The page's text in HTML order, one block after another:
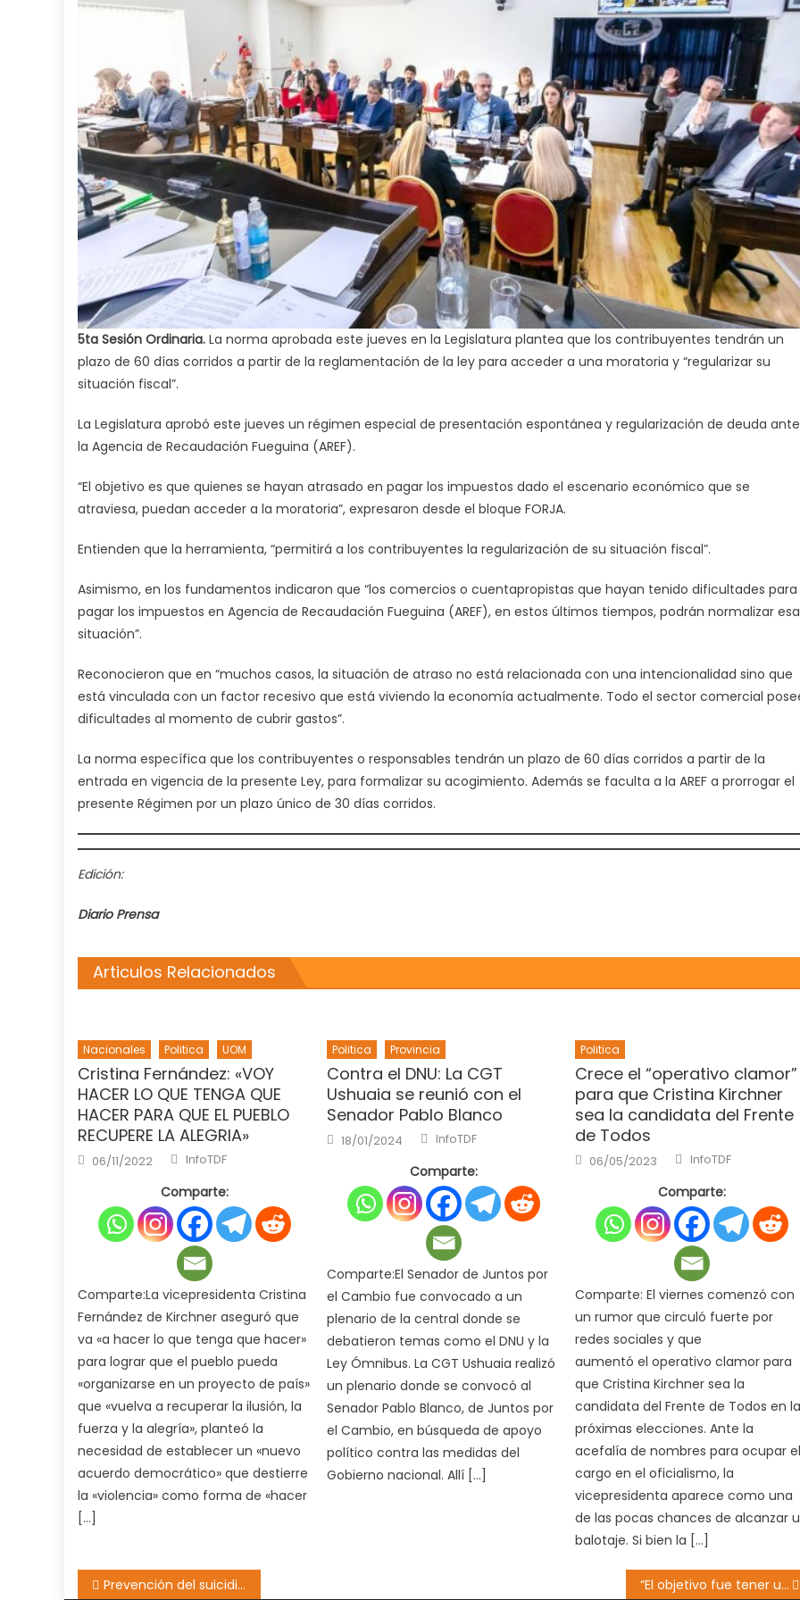
AREF
5ta Sesión Ordinaria. La norma aprobada este jueves en la Legislatura plantea que los contribuyentes tendrán un
plazo de 60 días corridos a partir de la reglamentación de la ley para acceder a una moratoria y “regularizar su
situación fiscal”.
La Legislatura aprobó este jueves un régimen especial de presentación espontánea y regularización de deuda ante
la Agencia de Recaudación Fueguina (AREF).
“El objetivo es que quienes se hayan atrasado en pagar los impuestos dado el escenario económico que se
atraviesa, puedan acceder a la moratoria”, expresaron desde el bloque FORJA.
Entienden que la herramienta, “permitirá a los contribuyentes la regularización de su situación fiscal”.
Asimismo, en los fundamentos indicaron que “los comercios o cuentapropistas que hayan tenido dificultades para
pagar los impuestos en Agencia de Recaudación Fueguina (AREF), en estos últimos tiempos, podrán normalizar esa
situación”.
Reconocieron que en “muchos casos, la situación de atraso no está relacionada con una intencionalidad sino que
está vinculada con un factor recesivo que está viviendo la economía actualmente. Todo el sector comercial
dificultades al momento de cubrir gastos”.
La norma específica que los contribuyentes o responsables tendrán un plazo de 60 días corridos a partir de la
entrada en vigencia de la presente Ley, para formalizar su acogimiento. Además se faculta a la AREF a prorrogar el
presente Régimen por un plazo único de 30 días corridos.
Edición:
Diario Prensa
Articulos Relacionados
Nacionales Politica UOM
Cristina Fernández: «VOY
HACER LO QUE TENGA QUE
HACER PARA QUE EL PUEBLO
RECUPERE LA ALEGRIA»
Posted
on
06/11/2022 Author
InfoTDF
Comparte:
Comparte:La vicepresidenta Cristina
Fernández de Kirchner aseguró que
va «a hacer lo que tenga que hacer»
para lograr que el pueblo pueda
«organizarse en un proyecto de país»
que «vuelva a recuperar la ilusión, la
fuerza y la alegría», planteó la
necesidad de establecer un «nuevo
acuerdo democrático» que destierre
la «violencia» como forma de «hacer
[…]
Politica Provincia
Contra el DNU: La CGT
Ushuaia se reunió con el
Senador Pablo Blanco
Posted
on
18/01/2024 Author
InfoTDF
Comparte:
Comparte:El Senador de Juntos por
el Cambio fue convocado a un
plenario de la central donde se
debatieron temas como el DNU y la
Ley Ómnibus. La CGT Ushuaia realizó
un plenario donde se convocó al
Senador Pablo Blanco, de Juntos por
el Cambio, en búsqueda de apoyo
político contra las medidas del
Gobierno nacional. Allí […]
Politica
Crece el “operativo clamor”
para que Cristina Kirchner
sea la candidata del Frente
de Todos
Posted
on
06/05/2023 Author
InfoTDF
Comparte:
Comparte: El viernes comenzó con
un rumor que circuló fuerte por
redes sociales y que
aumentó el operativo clamor para
que Cristina Kirchner sea la
candidata del Frente de Todos en
próximas elecciones. Ante la
acefalía de nombres para ocupar el
cargo en el oficialismo, la
vicepresidenta aparece como una
de las pocas chances de alcanzar
balotaje. Si bien la […]
Navegación
Prevención del suicidio «Pocas veces vi un trabajo mancomunado tan grande con la comunidad» “El objetivo fue tener una mirada integral de toda el área urbana”, dijo Borgna